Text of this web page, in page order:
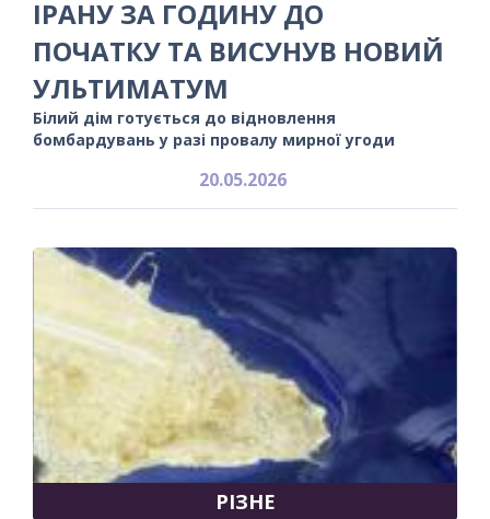
ІРАНУ ЗА ГОДИНУ ДО
ПОЧАТКУ ТА ВИСУНУВ НОВИЙ
УЛЬТИМАТУМ
Білий дім готується до відновлення
бомбардувань у разі провалу мирної угоди
20.05.2026
РІЗНЕ